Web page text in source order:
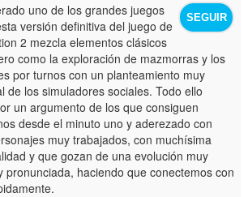
SEGUIR
uno de los grandes juegos
versión definitiva del juego de
2 mezcla elementos clásicos
como la exploración de mazmorras y los
por turnos con un planteamiento muy
de los simuladores sociales. Todo ello
un argumento de los que consiguen
desde el minuto uno y aderezado con
muy trabajados, con muchísima
y que gozan de una evolución muy
pronunciada, haciendo que conectemos con